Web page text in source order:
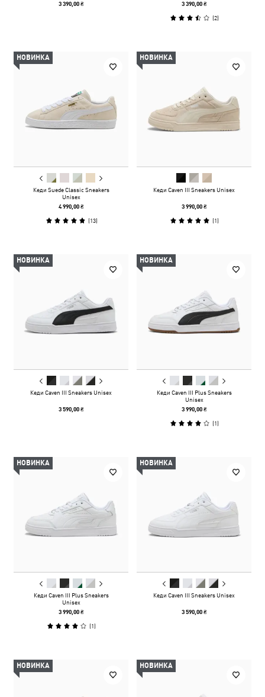
3 390,00 ₴ 3 390,00 ₴
(2)
НОВИНКА
Кеди Suede Classic Sneakers
Unisex
4 990,00 ₴
(13)
НОВИНКА
Кеди Caven III Sneakers Unisex
3 990,00 ₴
(1)
НОВИНКА
Кеди Caven III Sneakers Unisex
3 590,00 ₴
НОВИНКА
Кеди Caven III Plus Sneakers
Unisex
3 990,00 ₴
(1)
НОВИНКА
Кеди Caven III Plus Sneakers
Unisex
3 990,00 ₴
(1)
НОВИНКА
Кеди Caven III Sneakers Unisex
3 590,00 ₴
НОВИНКА НОВИНКА